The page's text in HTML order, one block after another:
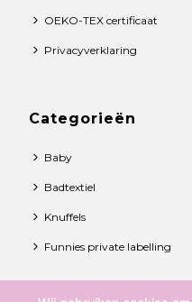
OEKO-TEX certificaat
Privacyverklaring
Categorieën
Baby
Badtextiel
Knuffels
Funnies private labelling